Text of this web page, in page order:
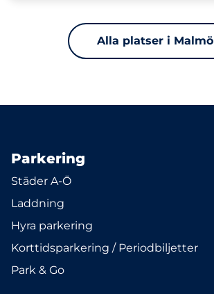
Alla platser i Malmö
Parkering
Städer A-Ö
Laddning
Hyra parkering
Korttidsparkering / Periodbiljetter
Park & Go